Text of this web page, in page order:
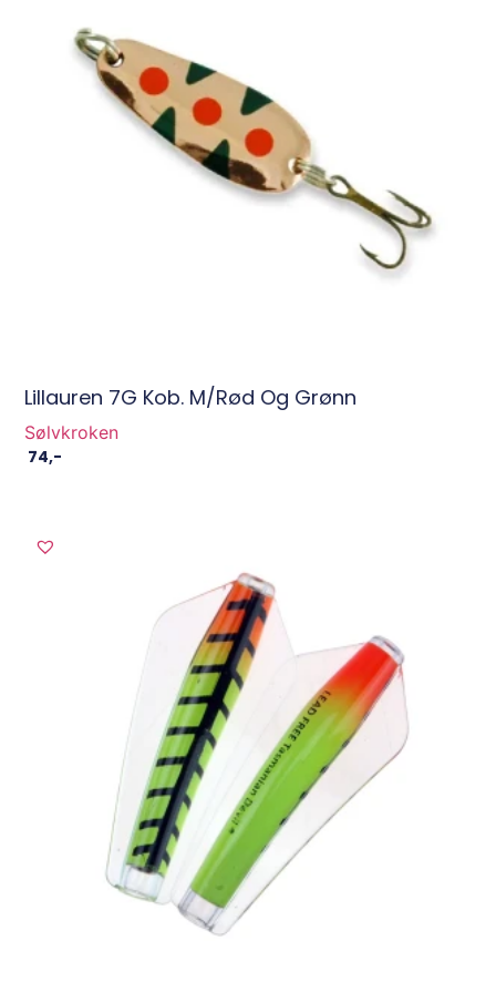
Lillauren 7G Kob. M/Rød Og Grønn
Sølvkroken
74,-